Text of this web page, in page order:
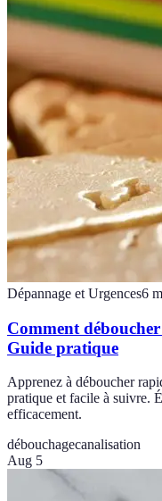
Dépannage et Urgences6
Comment
Guide pratique
Apprenez à déboucher
pratique et facile à suivre.
efficacement.
débouchagecanalisation
Aug 5